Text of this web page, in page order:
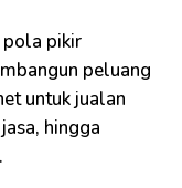
pola pikir
peluang
untuk jualan
hingga